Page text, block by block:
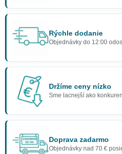
2,30 €
Rýchle dodanie
Objednávky do 12:00
Držíme ceny nízko
Sme lacnejší ako
Doprava zadarmo
Objednávky nad 70 €